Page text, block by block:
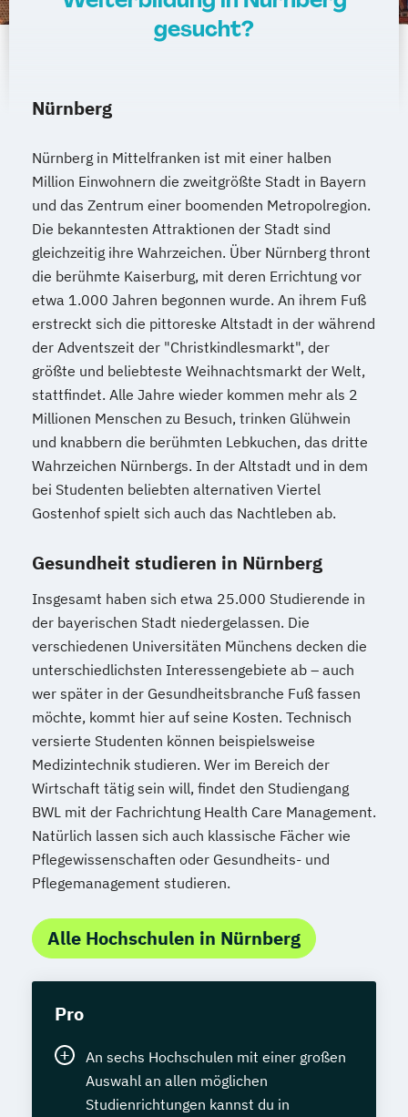
Ketogene Ernährung Kindersport Trainer
Spiroergometrie im Gesundheitssport
Stress- und Burnout-Coach
Wellness- und Spa-Management
gesucht?
Nürnberg
Nürnberg in Mittelfranken ist mit einer halben
Million Einwohnern die zweitgrößte Stadt in Bayern
und das Zentrum einer boomenden Metropolregion.
Die bekanntesten Attraktionen der Stadt sind
gleichzeitig ihre Wahrzeichen. Über Nürnberg thront
die berühmte Kaiserburg, mit deren Errichtung vor
etwa 1.000 Jahren begonnen wurde. An ihrem Fuß
erstreckt sich die pittoreske Altstadt in der während
der Adventszeit der "Christkindlesmarkt", der
größte und beliebteste Weihnachtsmarkt der Welt,
stattfindet. Alle Jahre wieder kommen mehr als 2
Millionen Menschen zu Besuch, trinken Glühwein
und knabbern die berühmten Lebkuchen, das dritte
Wahrzeichen Nürnbergs. In der Altstadt und in dem
bei Studenten beliebten alternativen Viertel
Gostenhof spielt sich auch das Nachtleben ab.
Gesundheit studieren in Nürnberg
Insgesamt haben sich etwa 25.000 Studierende in
der bayerischen Stadt niedergelassen. Die
verschiedenen Universitäten Münchens decken die
unterschiedlichsten Interessengebiete ab – auch
wer später in der Gesundheitsbranche Fuß fassen
möchte, kommt hier auf seine Kosten. Technisch
versierte Studenten können beispielsweise
Medizintechnik studieren. Wer im Bereich der
Wirtschaft tätig sein will, findet den Studiengang
BWL mit der Fachrichtung Health Care Management.
Natürlich lassen sich auch klassische Fächer wie
Pflegewissenschaften oder Gesundheits- und
Pflegemanagement studieren.
Alle Hochschulen in Nürnberg
Pro
An sechs Hochschulen mit einer großen
Auswahl an allen möglichen
Studienrichtungen kannst du in